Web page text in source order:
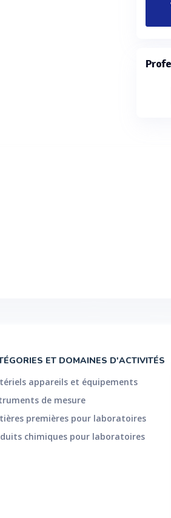
ET DOMAINES D'ACTIVITÉS
appareils et équipements
de mesure
premières pour laboratoires
chimiques pour laboratoires